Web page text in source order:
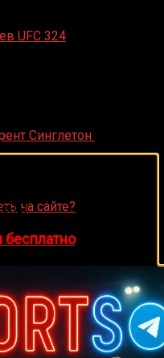
UFC 324
Синглетон
на сайте?
UFC 324: Гэйтжи –
на спорте?
канал
другие виды спорта
бесплатно